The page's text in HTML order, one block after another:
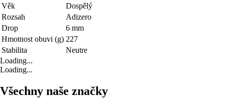
Věk
Dospělý
Rozsah
Adizero
Drop
6 mm
Hmotnost obuvi (g) 227
Stabilita
Neutre
Loading...
Loading...
Všechny naše značky